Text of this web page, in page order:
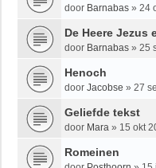
door Barnabas » 24
De Heere Jezus
door Barnabas » 25
Henoch
door Jacobse » 27
Geliefde tekst
door Mara » 15 okt
Romeinen